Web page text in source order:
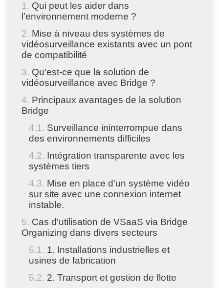
Qui peut les aider dans
l’environnement moderne ?
Mise à niveau des systèmes de
vidéosurveillance existants avec un pont
de compatibilité
Qu'est-ce que la solution de
vidéosurveillance avec Bridge ?
Principaux avantages de la solution
Bridge
Surveillance ininterrompue dans
des environnements difficiles
Intégration transparente avec les
systèmes tiers
Mise en place d'un système vidéo
sur site avec une connexion internet
instable.
Cas d'utilisation de VSaaS via Bridge
Organizing dans divers secteurs
1. Installations industrielles et
usines de fabrication
2. Transport et gestion de flotte